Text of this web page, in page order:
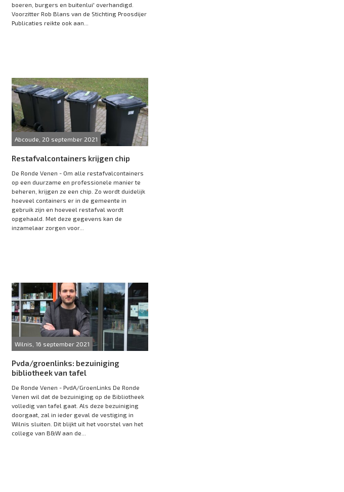
boeren, burgers en buitenlui' overhandigd.
Voorzitter Rob Blans van de Stichting Proosdijer
Publicaties reikte ook aan...
Abcoude, 20 september 2021
Restafvalcontainers krijgen chip
De Ronde Venen - Om alle restafvalcontainers
op een duurzame en professionele manier te
beheren, krijgen ze een chip. Zo wordt duidelijk
hoeveel containers er in de gemeente in
gebruik zijn en hoeveel restafval wordt
opgehaald. Met deze gegevens kan de
inzamelaar zorgen voor...
Wilnis, 16 september 2021
Pvda/groenlinks: bezuiniging
bibliotheek van tafel
De Ronde Venen - PvdA/GroenLinks De Ronde
Venen wil dat de bezuiniging op de Bibliotheek
volledig van tafel gaat. Als deze bezuiniging
doorgaat, zal in ieder geval de vestiging in
Wilnis sluiten. Dit blijkt uit het voorstel van het
college van B&W aan de...